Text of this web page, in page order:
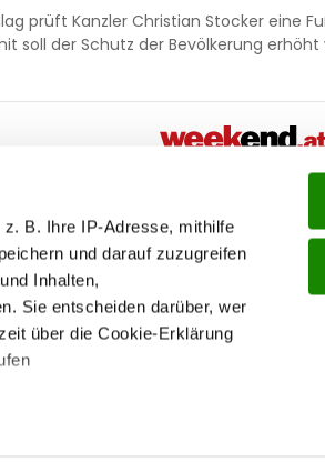
B. Ihre IP-Adresse, mithilfe
und darauf zuzugreifen
Inhalten,
Sie entscheiden darüber, wer
über die Cookie-Erklärung
prüft Kanzler Christian Stocker eine
soll der Schutz der Bevölkerung erhöht
Social
links